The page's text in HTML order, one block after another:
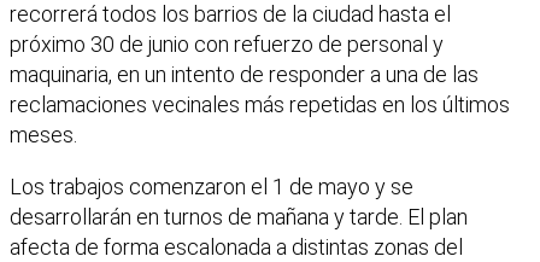
recorrerá todos los barrios de la ciudad hasta el
próximo 30 de junio con refuerzo de personal y
maquinaria, en un intento de responder a una de las
reclamaciones vecinales más repetidas en los últimos
meses.
Los trabajos comenzaron el 1 de mayo y se
desarrollarán en turnos de mañana y tarde. El plan
afecta de forma escalonada a distintas zonas del